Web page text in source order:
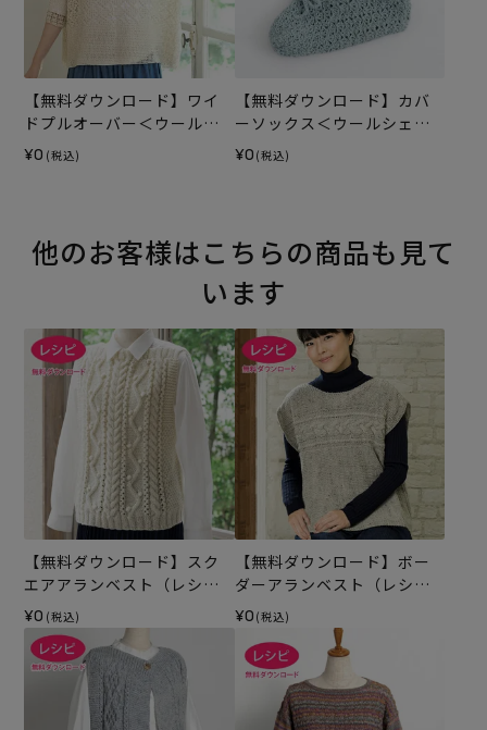
【無料ダウンロード】ワイ
ドプルオーバー＜ウールシ
ェイプ＞（レシピ）
¥0 (税込)
【無料ダウンロード】カバ
ーソックス＜ウールシェイ
プ＞（レシピ）
¥0 (税込)
他のお客様はこちらの商品も見て
います
【無料ダウンロード】スク
エアアランベスト（レシ
ピ）
¥0 (税込)
【無料ダウンロード】ボー
ダーアランベスト（レシ
ピ）
¥0 (税込)